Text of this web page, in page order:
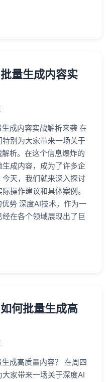
量生成内容实
成内容实战解析来袭 在
别为大家带来一场关于
析。在这个信息爆炸的
成内容，成为了许多企
天，我们就来深入探讨
操作建议和具体案例。
势 深度AI技术，作为一
在各个领域展现出了巨
何批量生成高
成高质量内容？ 在周四
家带来一场关于深度AI